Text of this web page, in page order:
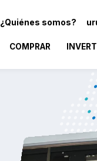
¿Quiénes somos?
COMPRAR